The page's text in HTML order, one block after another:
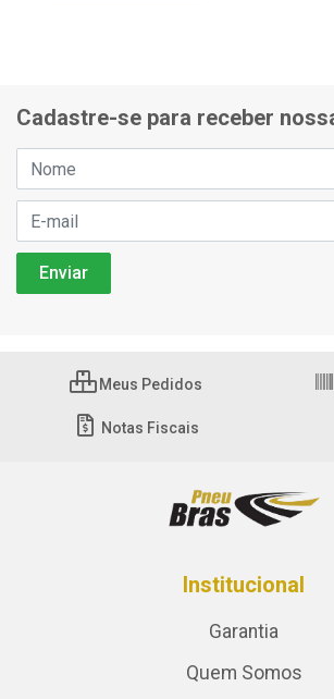
Cadastre-se para receber
Meus Pedidos
Notas Fiscais
Institucional
Garantia
Quem Somos